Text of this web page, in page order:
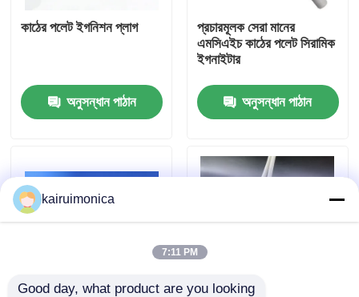
আমাদের সম্পর্কে
কারখানা ভ্রমণ
যোগাযোগ করুন
উদ্ধৃতির জন্য আবেদন
কাঠের পলেট ইগনিশন প্লাগ
অনুসন্ধান পাঠান
প্রচারমূলক সেরা মানের
এমসিএইচ কাঠের পলেট সিরামিক
ইগনাইটার
অনুসন্ধান পাঠান
kairuimonica
7:11 PM
Good day, what product are you looking